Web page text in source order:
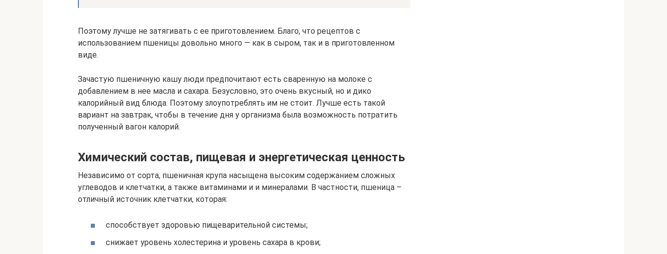
Поэтому лучше не затягивать с ее приготовлением. Благо, что рецептов с
использованием пшеницы довольно много — как в сыром, так и в приготовленном
виде.
Зачастую пшеничную кашу люди предпочитают есть сваренную на молоке с
добавлением в нее масла и сахара. Безусловно, это очень вкусный, но и дико
калорийный вид блюда. Поэтому злоупотреблять им не стоит. Лучше есть такой
вариант на завтрак, чтобы в течение дня у организма была возможность потратить
полученный вагон калорий.
Химический состав, пищевая и энергетическая ценность
Независимо от сорта, пшеничная крупа насыщена высоким содержанием сложных
углеводов и клетчатки, а также витаминами и и минералами. В частности, пшеница –
отличный источник клетчатки, которая:
способствует здоровью пищеварительной системы;
снижает уровень холестерина и уровень сахара в крови;